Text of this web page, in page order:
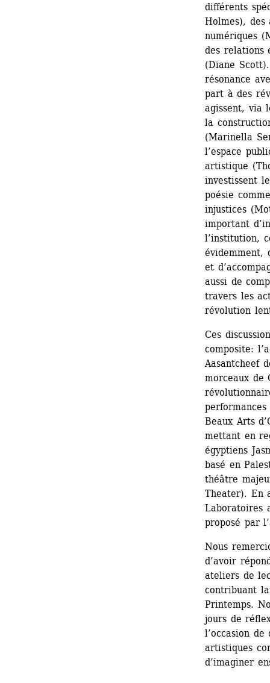
différents
Holmes), des
numériques
des relations
(Diane
résonance
part à des
agissent, via
la
(Marinella
l’espace
artistique
investissent
poésie
injustices
important
l’institution,
évidemment,
et
aussi de
travers les
révolution
Ces
composite:
Aasantcheef
morceaux de
Beaux Arts
mettant en
égyptiens
basé en
théâtre
Theater). En
Laboratoires
proposé par
Nous
d’avoir
ateliers de
contribuant
Printemps.
jours de
l’occasion
artistiques
d’imaginer